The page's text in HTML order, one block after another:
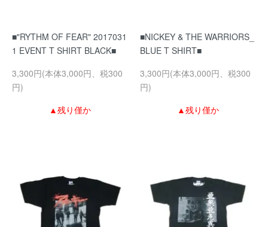
■"RYTHM OF FEAR" 2017031
1 EVENT T SHIRT BLACK■
3,300円(本体3,000円、税300
円)
▲残り僅か
■NICKEY & THE WARRIORS_
BLUE T SHIRT■
3,300円(本体3,000円、税300
円)
▲残り僅か